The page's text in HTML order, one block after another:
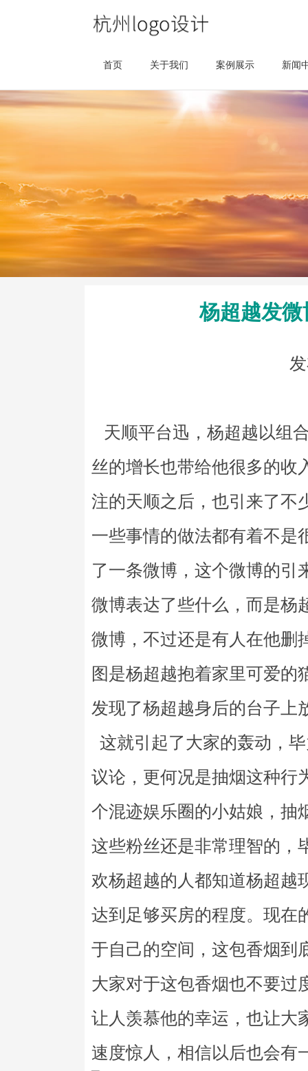
首页 关于我们 案例展示 新闻
杨超越发
天顺平台迅，杨超越以组
丝的增长也带给他很多的收
注的天顺之后，也引来了不
一些事情的做法都有着不是
了一条微博，这个微博的引
微博表达了些什么，而是杨
微博，不过还是有人在他删
图是杨超越抱着家里可爱的
发现了杨超越身后的台子上
这就引起了大家的轰动，
议论，更何况是抽烟这种行
个混迹娱乐圈的小姑娘，抽
这些粉丝还是非常理智的，
欢杨超越的人都知道杨超越
达到足够买房的程度。现在
于自己的空间，这包香烟到
大家对于这包香烟也不要过
让人羡慕他的幸运，也让大
速度惊人，相信以后也会有